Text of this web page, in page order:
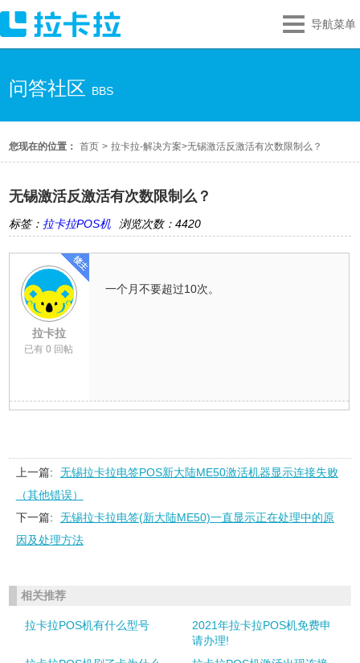
导航菜单
问答社区 BBS
您现在的位置： 首页 > 拉卡拉-解决方案>无锡激活反激活有次数限制么？
无锡激活反激活有次数限制么？
标签： 拉卡拉POS机 浏览次数：4420
拉卡拉
已有 0 回帖
一个月不要超过10次。
上一篇:
无锡拉卡拉电签POS新大陆ME50激活机器显示连接失败
（其他错误）
下一篇:
无锡拉卡拉电签(新大陆ME50)一直显示正在处理中的原
因及处理方法
相关推荐
拉卡拉POS机有什么型号
2021年拉卡拉POS机免费申
请办理!